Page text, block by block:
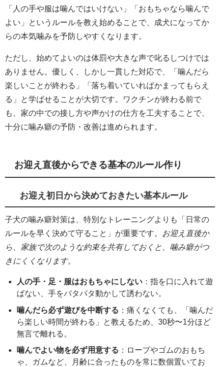
「人の手や服は噛んではいけない」「おもちゃなら噛んで
よい」というルールを教え始めることで、成犬になってか
らの本気噛みを予防しやすくなります。
ただし、始めてよいのは体罰や大きな声で叱るしつけでは
ありません。優しく、しかし一貫した対応で、「噛んだら
楽しいことが終わる」「落ち着いていればかまってもらえ
る」と学ばせることが大切です。ワクチンが終わる前で
も、家の中での接し方や声かけの仕方を工夫することで、
十分に噛み癖の予防・改善は進められます。
お迎え直後からできる基本のルール作り
お迎え初日から決めておきたい基本ルール
子犬の噛み癖対策は、特別なトレーニングよりも「日常の
ルールを早く決めて守ること」が重要です。
お迎え直後か
ら、家族で次のような約束を共有しておくと、噛み癖がつ
きにくくなります。
人の手・足・服はおもちゃにしない ：指を口に入れて遊
ばない、手をバタバタ動かして誘わない。
噛んだら必ず遊びを中断する ：痛くなくても、「噛んだ
ら楽しい時間が終わる」と教えるため、30秒〜1分ほど
無言で離れる。
噛んでよい物を必ず用意する ：ロープやゴムのおもち
ゃ、ガムなど、月齢に合ったものを常に数個置いてお